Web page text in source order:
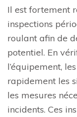
Il est fortement
inspections
roulant afin de
potentiel. En
l’équipement,
rapidement les
les mesures
incidents. Ces